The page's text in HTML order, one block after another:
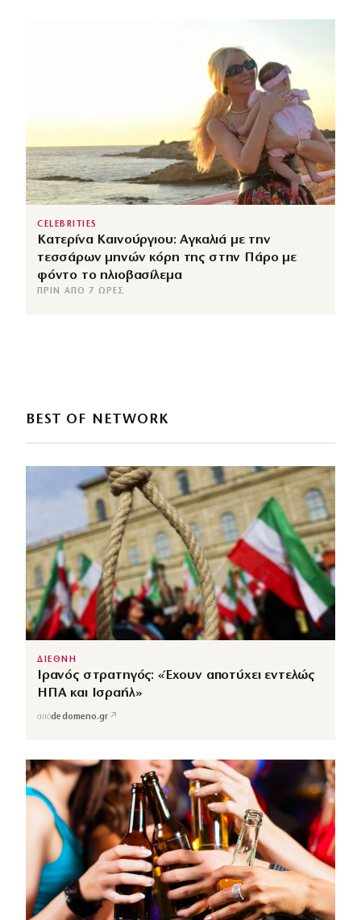
CELEBRITIES
Κατερίνα Καινούργιου: Αγκαλιά με την
τεσσάρων μηνών κόρη της στην Πάρο με
φόντο το ηλιοβασίλεμα
ΠΡΙΝ ΑΠΌ 7 ΏΡΕΣ
BEST OF NETWORK
ΔΙΕΘΝΗ
Ιρανός στρατηγός: «Έχουν αποτύχει εντελώς
ΗΠΑ και Ισραήλ»
απόdedomeno.gr ↗